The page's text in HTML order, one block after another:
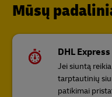
Mūsų
DHL Express
Jei siuntą
tarptautinių
patikimai